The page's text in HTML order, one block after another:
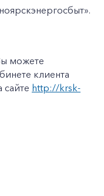
можете
клиента
http://krsk-